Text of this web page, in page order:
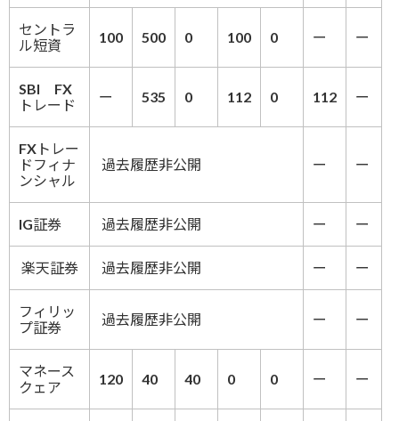
セントラ
ル短資
100 500 0 100 0 ー ー
SBI FX
トレード
ー 535 0 112 0 112 ー
FXトレー
ドフィナ
ンシャル
過去履歴非公開 ー ー
IG証券 過去履歴非公開 ー ー
楽天証券 過去履歴非公開 ー ー
フィリッ
プ証券
過去履歴非公開 ー ー
マネース
クェア
120 40 40 0 0 ー ー